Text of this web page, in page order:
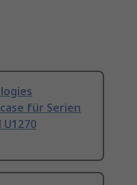
für Serien
U1270